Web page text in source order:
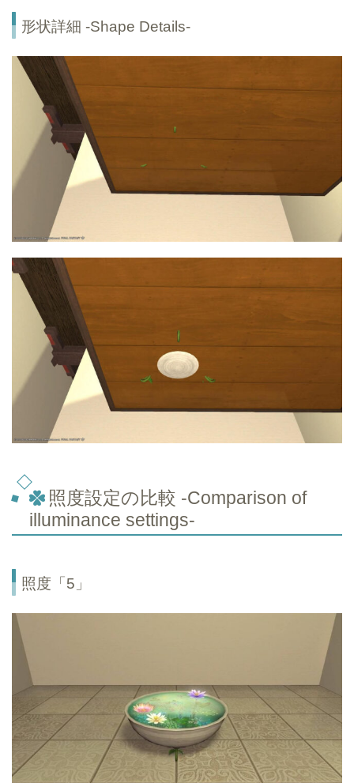
形状詳細 -Shape Details-
照度設定の比較 -Comparison of
illuminance settings-
照度「5」